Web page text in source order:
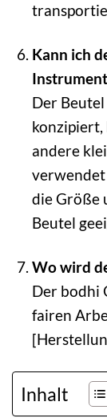
Kann ich
Der
konzipiert,
andere
verwendet
die Größe
Beutel
Wo wird
Der bodhi
fairen
Inhalt